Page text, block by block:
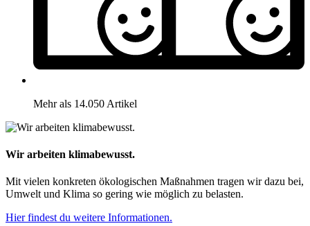
Mehr als 14.050 Artikel
Wir arbeiten klimabewusst.
Mit vielen konkreten ökologischen Maßnahmen tragen wir dazu bei,
Umwelt und Klima so gering wie möglich zu belasten.
Hier findest du weitere Informationen.